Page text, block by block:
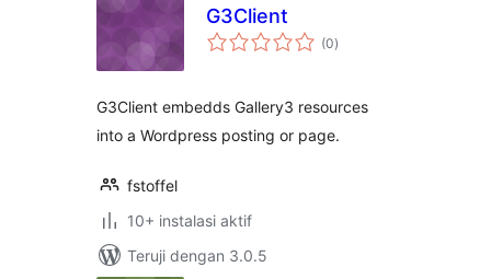
G3Client
(0total
rating
)
G3Client embedds Gallery3 resources
into a Wordpress posting or page.
fstoffel
10+ instalasi aktif
Teruji dengan 3.0.5